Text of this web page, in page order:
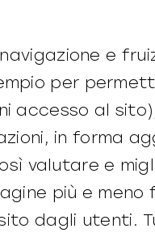
e
per
accesso al
in forma
valutare e
più e
dagli utenti.